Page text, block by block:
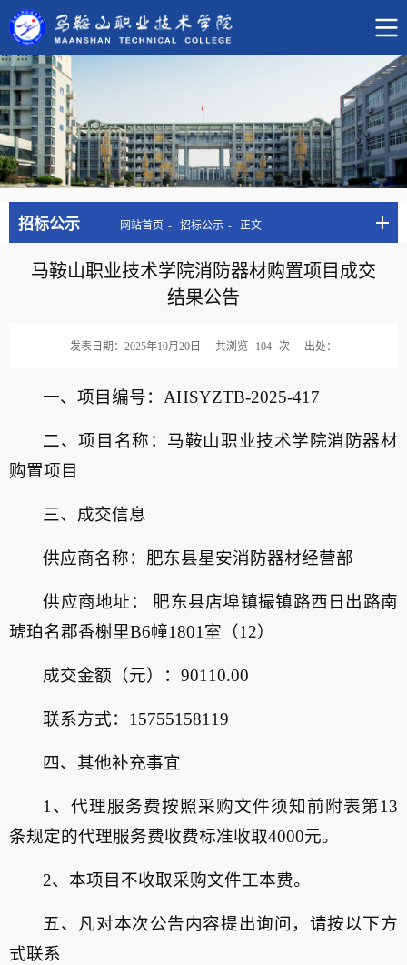
招标公示 网站首页 招标公示 正文
马鞍山职业技术学院消防器材购置项目成交
结果公告
发表日期：2025年10月20日 共浏览 104 次 出处：
一、项目编号：AHSYZTB-2025-417
二、项目名称：马鞍山职业技术学院消防器材
购置项目
三、成交信息
供应商名称：肥东县星安消防器材经营部
供应商地址： 肥东县店埠镇撮镇路西日出路南
琥珀名郡香榭里B6幢1801室（12）
成交金额（元）：90110.00
联系方式：15755158119
四、其他补充事宜
1、代理服务费按照采购文件须知前附表第13
条规定的代理服务费收费标准收取4000元。
2、本项目不收取采购文件工本费。
五、凡对本次公告内容提出询问，请按以下方
式联系